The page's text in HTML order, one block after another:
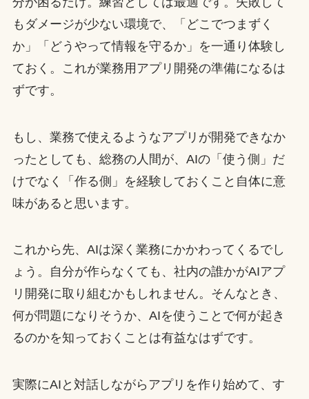
もダメージが少ない環境で、「どこでつまずく
か」「どうやって情報を守るか」を一通り体験し
ておく。これが業務用アプリ開発の準備になるは
ずです。
もし、業務で使えるようなアプリが開発できなか
ったとしても、総務の人間が、AIの「使う側」だ
けでなく「作る側」を経験しておくこと自体に意
味があると思います。
これから先、AIは深く業務にかかわってくるでし
ょう。自分が作らなくても、社内の誰かがAIアプ
リ開発に取り組むかもしれません。そんなとき、
何が問題になりそうか、AIを使うことで何が起き
るのかを知っておくことは有益なはずです。
実際にAIと対話しながらアプリを作り始めて、す